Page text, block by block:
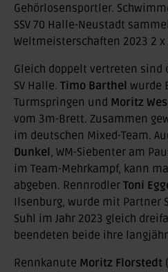
Gehörlosensportler.
SSV 70 Halle-Neustadt
Weltmeisterschaften 2023 2 x
Gleich doppelt vertreten sind
SV Halle. Timo Barthel wurde
Turmspringen und Moritz
vom 3m-Brett. Zusammen
im deutschen Mixed-Team.
Dunkel, WM-Siebenter am
im Team-Mehrkampf, kann
abgeben. Rennrodler Toni
Ilsenburg, wurde mit Partner
Suhl im Jahr 2023 gleich
beendeten beide ihre
Rennkanute Moritz Florstedt